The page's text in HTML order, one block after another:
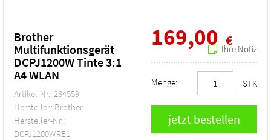
Brother
Multifunktionsgerät
DCPJ1200W Tinte 3:1
A4 WLAN
Artikel-Nr.: 234559
Hersteller: Brother
Hersteller-Nr.:
DCPJ1200WRE1
169,00 €
Ihre Notiz
Menge: STK